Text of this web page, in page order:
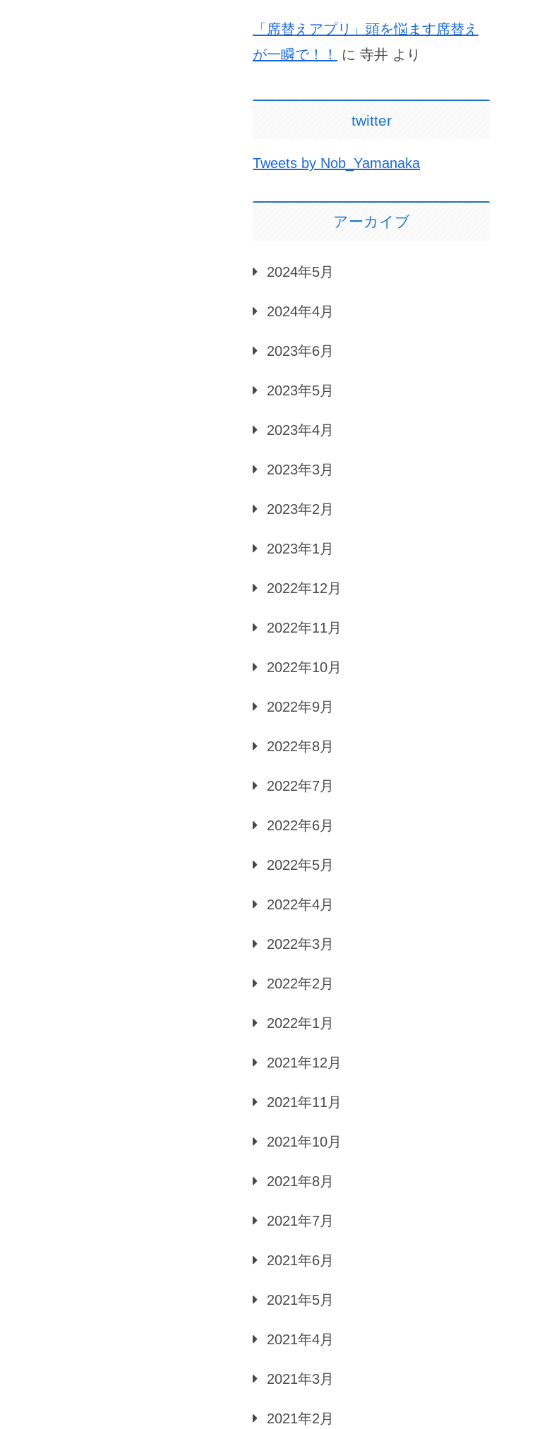
「席替えアプリ」頭を悩ます席替え
が一瞬で！！
に 寺井 より
twitter
Tweets by Nob_Yamanaka
アーカイブ
2024年5月
2024年4月
2023年6月
2023年5月
2023年4月
2023年3月
2023年2月
2023年1月
2022年12月
2022年11月
2022年10月
2022年9月
2022年8月
2022年7月
2022年6月
2022年5月
2022年4月
2022年3月
2022年2月
2022年1月
2021年12月
2021年11月
2021年10月
2021年8月
2021年7月
2021年6月
2021年5月
2021年4月
2021年3月
2021年2月